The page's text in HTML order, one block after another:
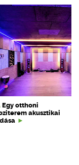
Egy otthoni
akusztikai